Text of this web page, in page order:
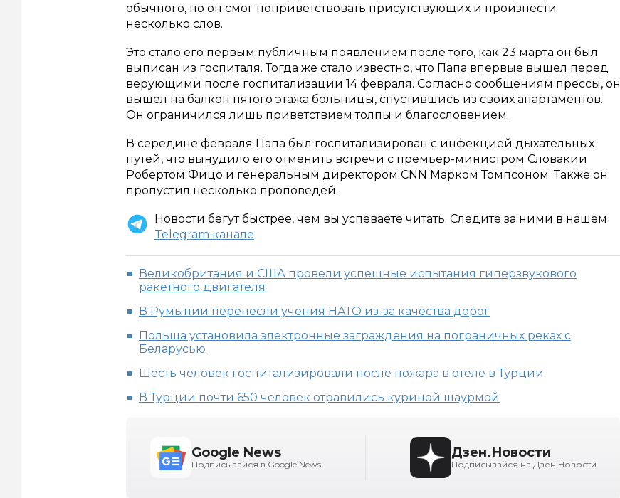
обычного, но он смог поприветствовать присутствующих и произнести
несколько слов.
Это стало его первым публичным появлением после того, как 23 марта он был
выписан из госпиталя. Тогда же стало известно, что Папа впервые вышел перед
верующими после госпитализации 14 февраля. Согласно сообщениям прессы, он
вышел на балкон пятого этажа больницы, спустившись из своих апартаментов.
Он ограничился лишь приветствием толпы и благословением.
В середине февраля Папа был госпитализирован с инфекцией дыхательных
путей, что вынудило его отменить встречи с премьер-министром Словакии
Робертом Фицо и генеральным директором CNN Марком Томпсоном. Также он
пропустил несколько проповедей.
Новости бегут быстрее, чем вы успеваете читать. Следите за ними в нашем
Telegram канале
Великобритания и США провели успешные испытания гиперзвукового
ракетного двигателя
В Румынии перенесли учения НАТО из-за качества дорог
Польша установила электронные заграждения на пограничных реках с
Беларусью
Шесть человек госпитализировали после пожара в отеле в Турции
В Турции почти 650 человек отравились куриной шаурмой
Google News
Подписывайся в Google News
Дзен.Новости
Подписывайся на Дзен.Новости